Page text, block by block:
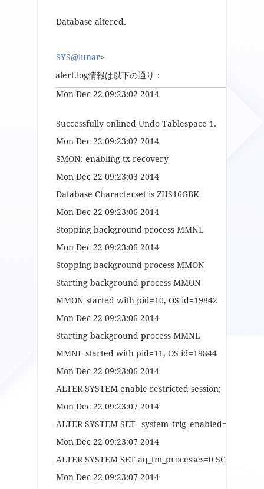
Database altered.
SYS@lunar>
alert.log情報は以下の通り：
Mon Dec 22 09:23:02 2014
Successfully onlined Undo Tablespace 1.
Mon Dec 22 09:23:02 2014
SMON: enabling tx recovery
Mon Dec 22 09:23:03 2014
Database Characterset is ZHS16GBK
Mon Dec 22 09:23:06 2014
Stopping background process MMNL
Mon Dec 22 09:23:06 2014
Stopping background process MMON
Starting background process MMON
MMON started with pid=10, OS id=19842
Mon Dec 22 09:23:06 2014
Starting background process MMNL
MMNL started with pid=11, OS id=19844
Mon Dec 22 09:23:06 2014
ALTER SYSTEM enable restricted session;
Mon Dec 22 09:23:07 2014
ALTER SYSTEM SET _system_trig_enabled=FALSE
Mon Dec 22 09:23:07 2014
ALTER SYSTEM SET aq_tm_processes=0
Mon Dec 22 09:23:07 2014